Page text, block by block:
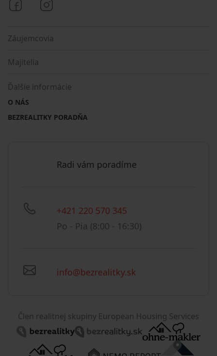
Bezrealitky na Facebooku
Záujemcovia
Majitelia
Ďalšie informácie
O NÁS
BEZREALITKY PORADŇA
Radi vám poradíme
+421 220 570 345
Po - Pia (8:00 - 16:30)
info@bezrealitky.sk
Člen realitnej skupiny European Housing Services